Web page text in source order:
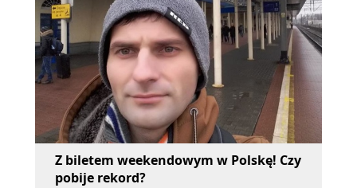
Z biletem weekendowym w Polskę! Czy
pobije rekord?